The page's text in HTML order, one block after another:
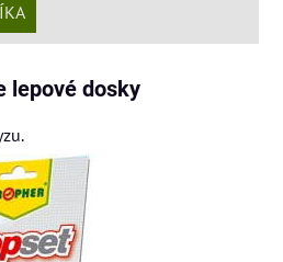
lepové dosky